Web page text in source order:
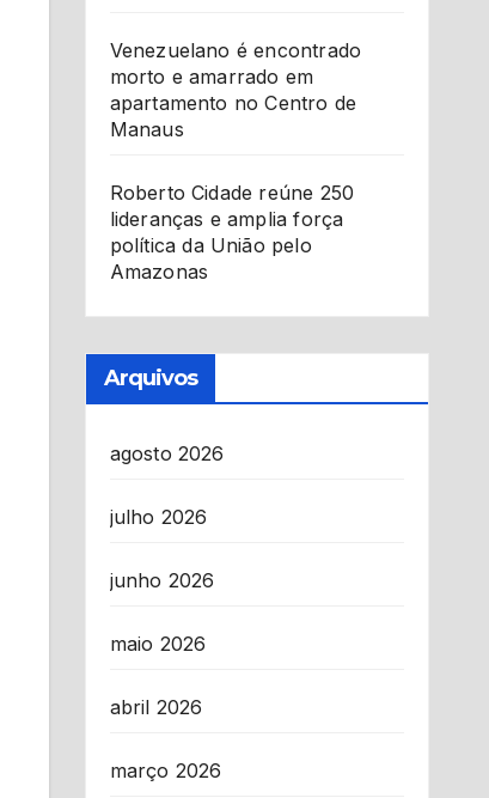
Venezuelano é encontrado
morto e amarrado em
apartamento no Centro de
Manaus
Roberto Cidade reúne 250
lideranças e amplia força
política da União pelo
Amazonas
Arquivos
agosto 2026
julho 2026
junho 2026
maio 2026
abril 2026
março 2026